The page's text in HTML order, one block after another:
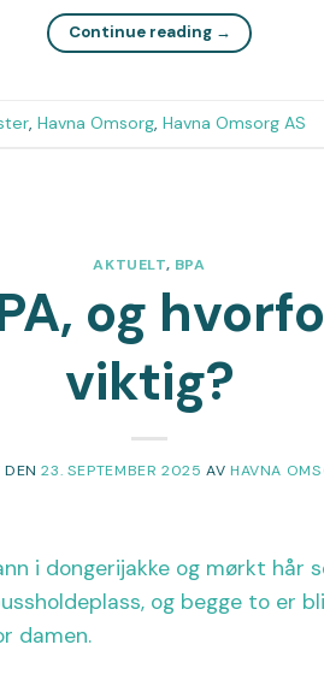
Continue reading →
, Havna Omsorg, Havna Omsorg AS
AKTUELT, BPA
og
viktig?
DEN23. SEPTEMBER 2025 AV HAVNA